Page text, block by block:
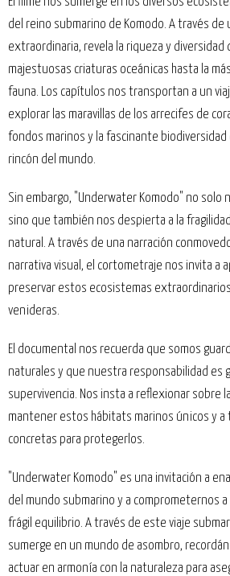
del reino submarino de Komodo. A través de
extraordinaria, revela la riqueza y diversidad
majestuosas criaturas oceánicas hasta la
fauna. Los capítulos nos transportan a un
explorar las maravillas de los arrecifes de
fondos marinos y la fascinante
rincón del mundo.
Sin embargo, "Underwater Komodo" no solo
sino que también nos despierta a la
natural. A través de una narración
narrativa visual, el cortometraje nos invita a
preservar estos ecosistemas
venideras.
El documental nos recuerda que somos
naturales y que nuestra responsabilidad es
supervivencia. Nos insta a reflexionar sobre
mantener estos hábitats marinos únicos y a
concretas para protegerlos.
"Underwater Komodo" es una invitación a
del mundo submarino y a comprometernos
frágil equilibrio. A través de este viaje
sumerge en un mundo de asombro,
actuar en armonía con la naturaleza para